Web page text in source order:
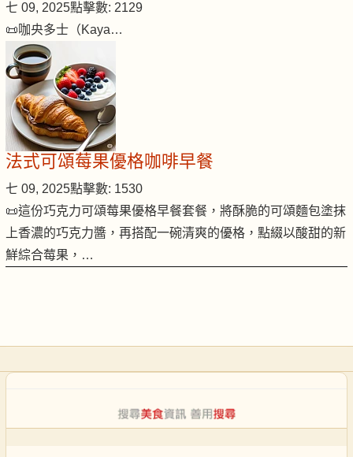
七 09, 2025點擊數: 2129
📜咖央多士（Kaya…
法式可頌莓果優格咖啡早餐
七 09, 2025點擊數: 1530
📜這份巧克力可頌莓果優格早餐套餐，將酥脆的可頌麵包塗抹
上香濃的巧克力醬，再搭配一碗清爽的優格，點綴以酸甜的新
鮮綜合莓果，…